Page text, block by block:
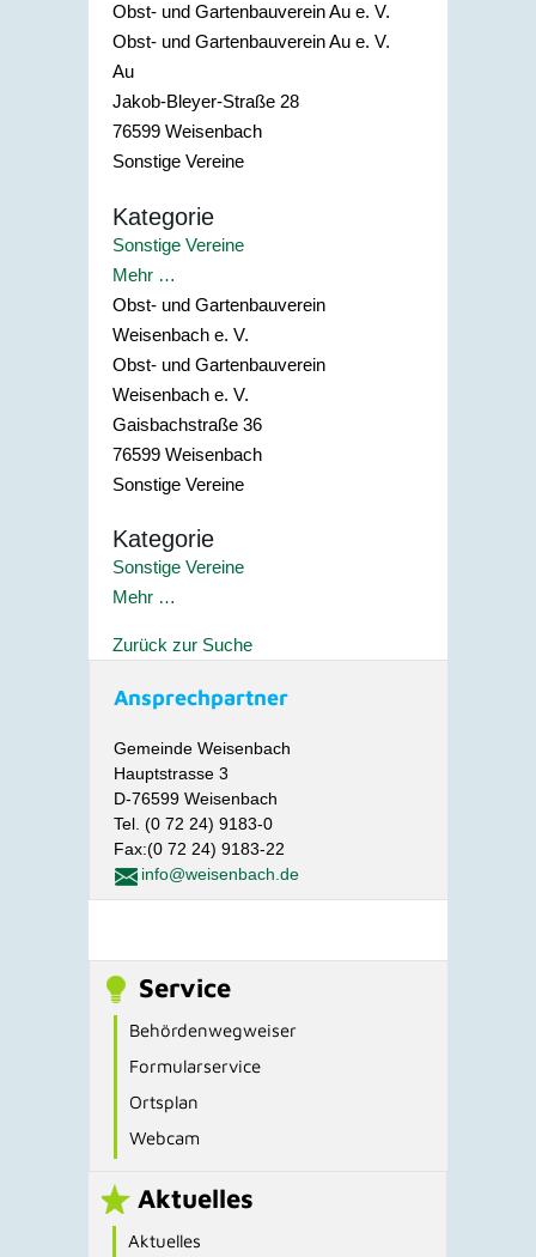
Obst- und Gartenbauverein Au e. V.
Obst- und Gartenbauverein Au e. V.
Au
Jakob-Bleyer-Straße 28
76599 Weisenbach
Sonstige Vereine
Kategorie
Sonstige Vereine
Mehr …
Obst- und Gartenbauverein
Weisenbach e. V.
Obst- und Gartenbauverein
Weisenbach e. V.
Gaisbachstraße 36
76599 Weisenbach
Sonstige Vereine
Kategorie
Sonstige Vereine
Mehr …
Zurück zur Suche
Ansprechpartner
Gemeinde Weisenbach
Hauptstrasse 3
D-76599 Weisenbach
Tel. (0 72 24) 9183-0
Fax:(0 72 24) 9183-22
info@weisenbach.de
Service
Behördenwegweiser
Formularservice
Ortsplan
Webcam
Aktuelles
Aktuelles